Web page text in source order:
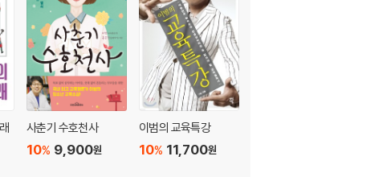
사춘기 수호천사
9,900원
10%
이범의 교육특강
11,700원
10%